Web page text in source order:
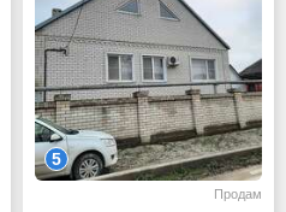
5
Продам